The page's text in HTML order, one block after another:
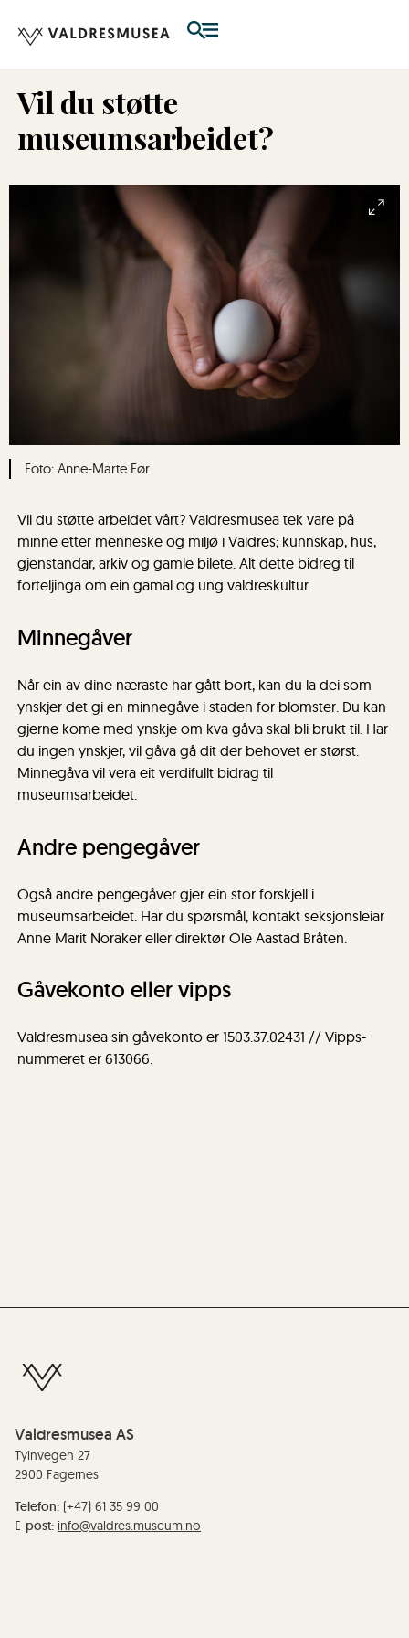
Vil du støtte
museumsarbeidet?
Anne-Marte Før
Vil du støtte arbeidet vårt? Valdresmusea tek vare på
minne etter menneske og miljø i Valdres; kunnskap, hus,
gjenstandar, arkiv og gamle bilete. Alt dette bidreg til
forteljinga om ein gamal og ung valdreskultur.
Minnegåver
Når ein av dine næraste har gått bort, kan du la dei som
ynskjer det gi en minnegåve i staden for blomster. Du kan
gjerne kome med ynskje om kva gåva skal bli brukt til. Har
du ingen ynskjer, vil gåva gå dit der behovet er størst.
Minnegåva vil vera eit verdifullt bidrag til
museumsarbeidet.
Andre pengegåver
Også andre pengegåver gjer ein stor forskjell i
museumsarbeidet. Har du spørsmål, kontakt seksjonsleiar
Anne Marit Noraker eller direktør Ole Aastad Bråten.
Gåvekonto eller vipps
Valdresmusea sin gåvekonto er 1503.37.02431 // Vipps-
nummeret er 613066.
Valdresmusea AS
Tyinvegen 27
2900 Fagernes
Telefon: (+47) 61 35 99 00
E-post: info@valdres.museum.no